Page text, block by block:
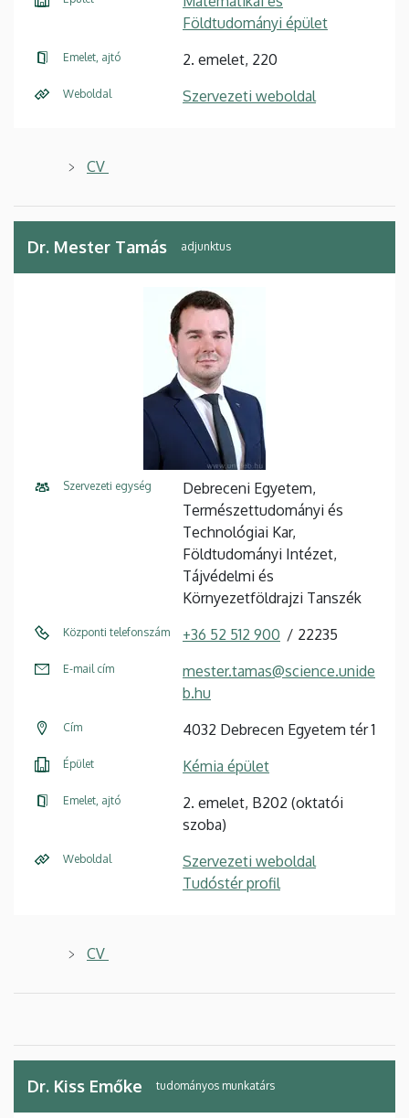
Földtudományi épület
Emelet, ajtó 2. emelet, 220
Weboldal Szervezeti weboldal
CV
Dr. Mester Tamás adjunktus
Szervezeti egység
Debreceni Egyetem,
Természettudományi és
Technológiai Kar,
Földtudományi Intézet,
Tájvédelmi és
Környezetföldrajzi Tanszék
Központi telefonszám +36 52 512 900 22235
E-mail cím
mester.tamas@science.unide
b.hu
Cím 4032 Debrecen Egyetem tér 1
Épület Kémia épület
Emelet, ajtó
2. emelet, B202 (oktatói
szoba)
Weboldal
Szervezeti weboldal
Tudóstér profil
CV
Dr. Kiss Emőke tudományos munkatárs